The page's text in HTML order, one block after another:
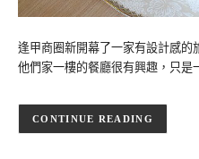
逢甲商圈新開幕了一家有設計感的
他們家一樓的餐廳很有興趣，只是
CONTINUE READING